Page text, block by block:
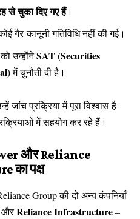
से चुका दिए गए हैं।
गैर-कानूनी गतिविधि नहीं की गई।
उन्होंनेSAT (Securities
में चुनौती दी है।
जांच प्रक्रिया में पूरा विश्वास है
में सहयोग कर रहे हैं।
और Reliance
का पक्ष
Group की दो अन्य कंपनियाँ
औरReliance Infrastructure–